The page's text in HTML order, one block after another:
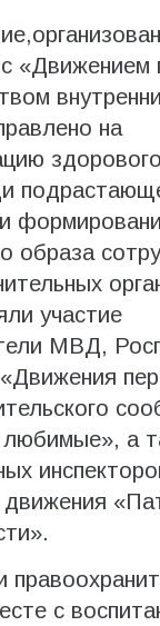
«Движением
на
образа
участие
МВД,
а
с